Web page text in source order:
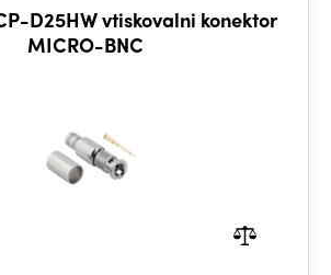
D25HW vtiskovalni konektor
MICRO-BNC